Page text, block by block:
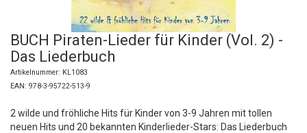
BUCH Piraten-Lieder für Kinder (Vol. 2) -
Das Liederbuch
Artikelnummer: KL1083
EAN: 978-3-95722-513-9
2 wilde und fröhliche Hits für Kinder von 3-9 Jahren mit tollen
neuen Hits und 20 bekannten Kinderlieder-Stars: Das Liederbuch